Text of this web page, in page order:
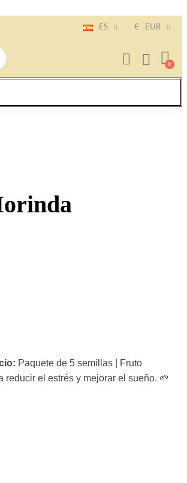
ES € EUR
Paquete de 5 semillas | Fruto
el estrés y mejorar el sueño. 🌱